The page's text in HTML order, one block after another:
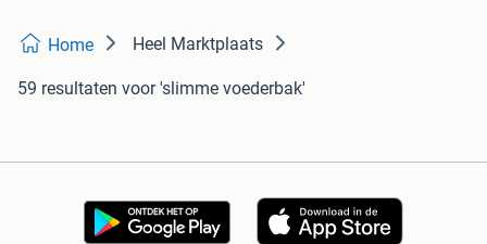
Home Heel Marktplaats
59 resultaten voor 'slimme voederbak'